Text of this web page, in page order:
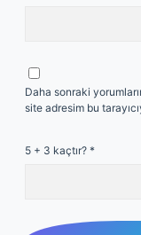
Daha sonraki
site adresim bu
5 + 3 kaçtır? *